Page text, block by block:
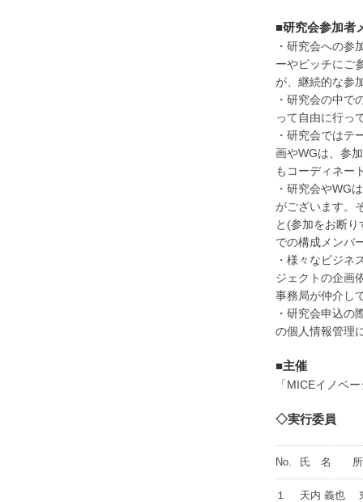
■研究会参加者
・研究会への参
ーやピッチにご
が、継続的な参
・研究会の中で
って自由に行っ
・研究会ではテ
画やWGは、参
もコーディネー
・研究会やWG
がございます。
と(参加をお断
での構成メンバ
・様々なビジネ
ジェクトの企画
事務局が仲介し
・研究会申込の
の個人情報管理
■主催
「MICEイノベ
◇実行委員
No. 氏 名
１ 天内 義也